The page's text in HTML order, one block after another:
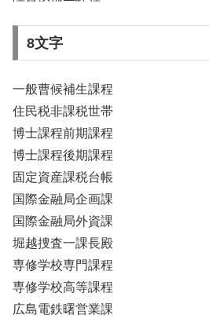
8文字
一般曹候補生課程
住民税非課税世帯
博士課程前期課程
博士課程後期課程
固定資産課税台帳
国際金融局企画課
国際金融局外資課
堀越捜査一課長殿
専修学校専門課程
専修学校高等課程
広島電鉄曙営業課